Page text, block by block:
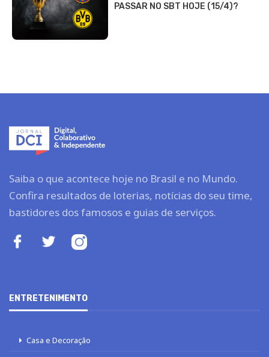
PASSAR NO SBT HOJE (15/4)?
Saiba o que acontece hoje no Brasil e no Mundo.
Confira resultados de loterias, notícias do seu time,
bastidores dos famosos e guias de serviços.
ENTRETENIMENTO
Casa e Decoração